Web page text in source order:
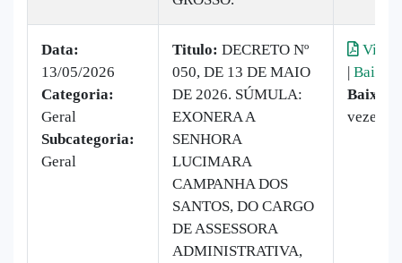
Data:
13/05/2026
Categoria:
Geral
Subcategoria:
Geral
Titulo: DECRETO Nº
050, DE 13 DE MAIO
DE 2026. SÚMULA:
EXONERA A
SENHORA
LUCIMARA
CAMPANHA DOS
SANTOS, DO CARGO
DE ASSESSORA
ADMINISTRATIVA,
| Baixar
vezes